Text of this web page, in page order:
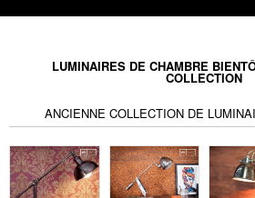
LUMINAIRES DE CHAMBRE
COLLECTION
ANCIENNE COLLECTION DE